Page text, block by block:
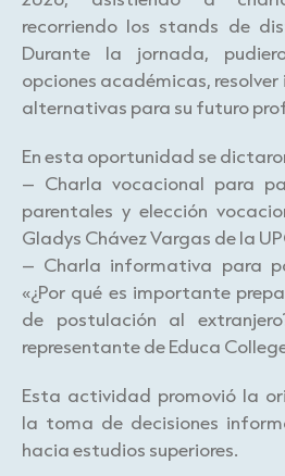
recorriendo los stands de
Durante la jornada,
opciones académicas,
alternativas para su futuro
En esta oportunidad se
– Charla vocacional para
parentales y elección
Gladys Chávez Vargas de la
– Charla informativa para
«¿Por qué es importante
de postulación al
representante de Educa
Esta actividad promovió la
la toma de decisiones
hacia estudios superiores.